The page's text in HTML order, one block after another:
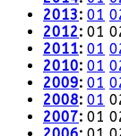
2013: 01
2012: 01
2011: 01
2010: 01
2009: 01
2008: 01
2007: 01